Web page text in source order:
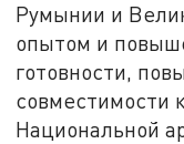
Румынии и
опытом и
готовности,
совместимости
Национальной